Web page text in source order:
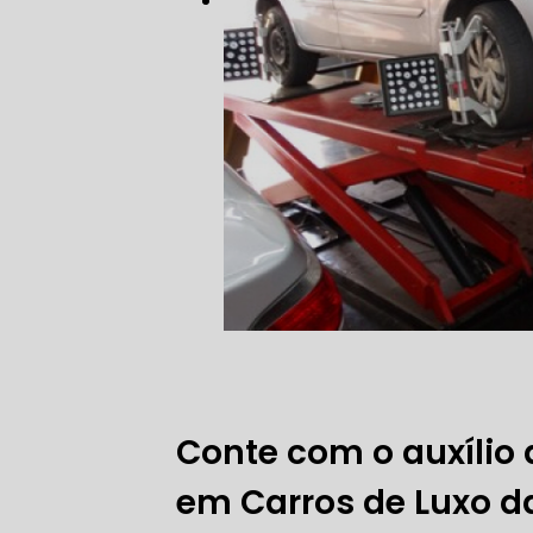
FREIO DO
OFICINA
OFICINA
Conte com o auxílio
em Carros de Luxo